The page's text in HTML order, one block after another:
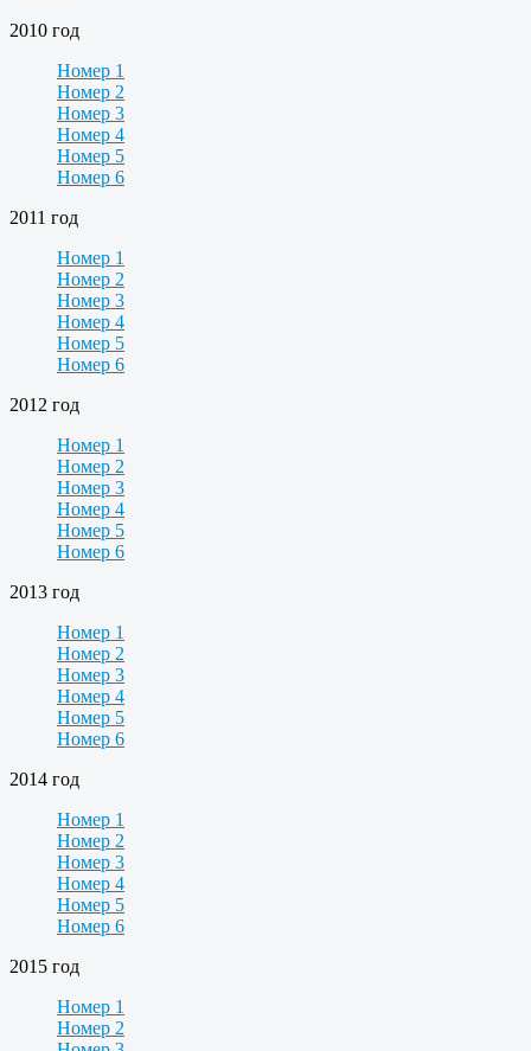
2010 год
Номер 1
Номер 2
Номер 3
Номер 4
Номер 5
Номер 6
2011 год
Номер 1
Номер 2
Номер 3
Номер 4
Номер 5
Номер 6
2012 год
Номер 1
Номер 2
Номер 3
Номер 4
Номер 5
Номер 6
2013 год
Номер 1
Номер 2
Номер 3
Номер 4
Номер 5
Номер 6
2014 год
Номер 1
Номер 2
Номер 3
Номер 4
Номер 5
Номер 6
2015 год
Номер 1
Номер 2